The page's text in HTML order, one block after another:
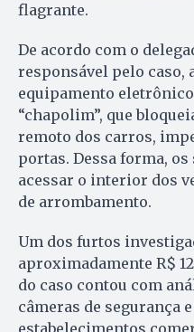
flagrante.
De acordo com o
responsável pelo caso,
equipamento
“chapolim”, que
remoto dos carros,
portas. Dessa forma,
acessar o interior dos
de arrombamento.
Um dos furtos
aproximadamente R$
do caso contou com
câmeras de segurança